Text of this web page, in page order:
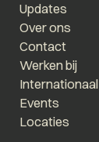
Updates
Over ons
Contact
Werken bij
Internationaal
Events
Locaties